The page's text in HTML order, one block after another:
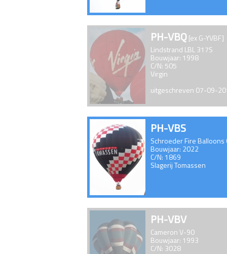
PH-VBQ[ex G-YVBF]
Lindstrand LBL 317S
Bouwjaar: 1998
C/N: 505
Virgin
uitgeschreven 07-09-
PH-VBS
Schroeder Fire Balloons
Bouwjaar: 2022
C/N: 1869
Slagerij Tomassen
PH-VBV
Cameron V-90
Bouwjaar: 1993
C/N: 3028